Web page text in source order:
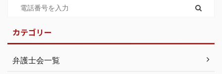
カテゴリー
弁護士会一覧